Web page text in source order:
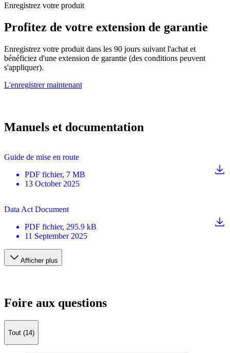
Enregistrez votre produit
Profitez de votre extension de garantie
Enregistrez votre produit dans les 90 jours suivant l'achat et
bénéficiez d'une extension de garantie (des conditions peuvent
s'appliquer).
L'enregistrer maintenant
Manuels et documentation
Guide de mise en route
PDF fichier, 7 MB
13 October 2025
Data Act Document
PDF fichier, 295.9 kB
11 September 2025
Afficher plus
Foire aux questions
Tout (14)